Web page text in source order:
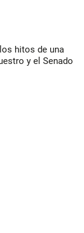
hitos de una
y el Senado